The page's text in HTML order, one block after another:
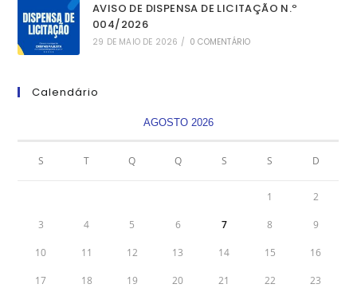
AVISO DE DISPENSA DE LICITAÇÃO N.º
004/2026
29 DE MAIO DE 2026 / 0 COMENTÁRIO
Calendário
AGOSTO 2026
S T Q Q S S D
1 2
3 4 5 6 7 8 9
10 11 12 13 14 15 16
17 18 19 20 21 22 23